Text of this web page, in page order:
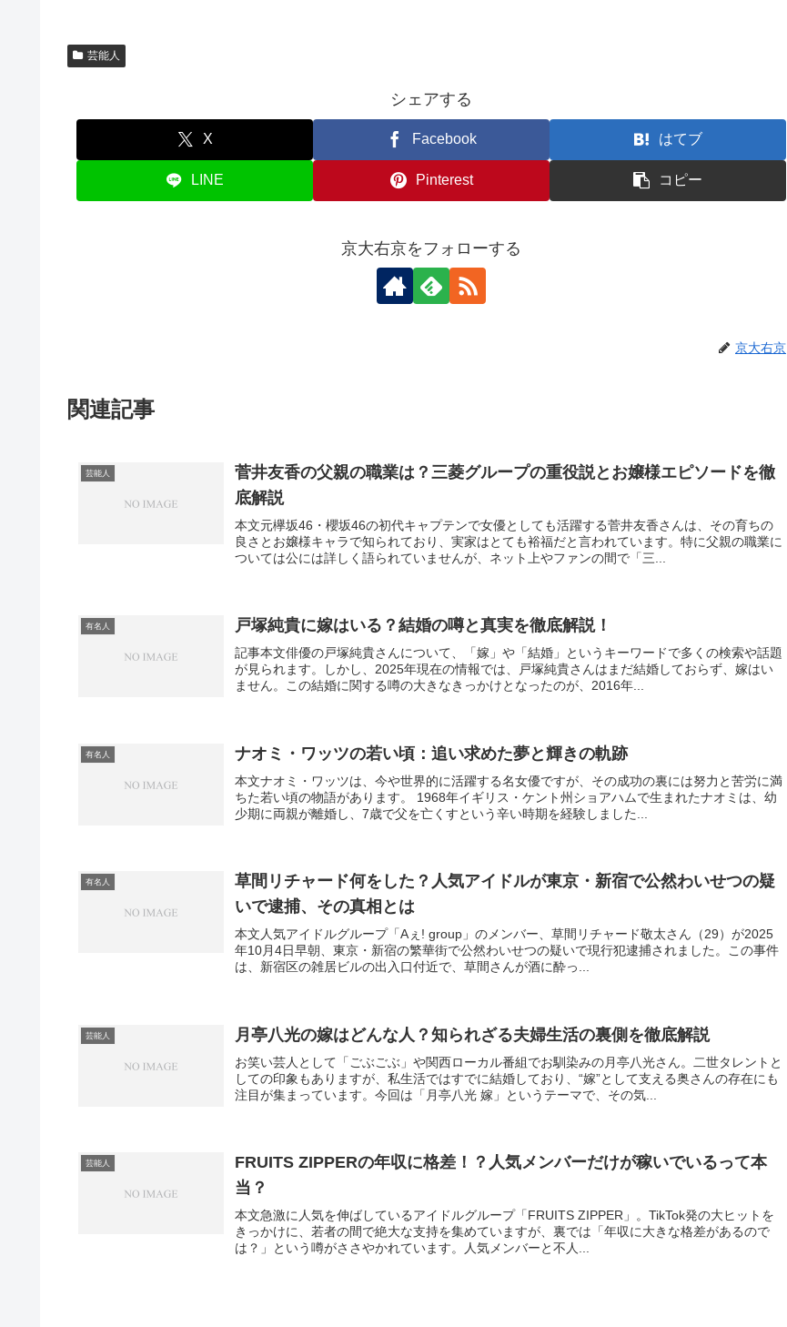
芸能人
シェアする
X Facebook はてブ
LINE Pinterest コピー
京大右京をフォローする
京大右京
関連記事
芸能人
菅井友香の父親の職業は？三菱グループの重役説とお嬢様エピソードを徹
底解説
本文元欅坂46・櫻坂46の初代キャプテンで女優としても活躍する菅井友香さんは、その育ちの
良さとお嬢様キャラで知られており、実家はとても裕福だと言われています。特に父親の職業に
ついては公には詳しく語られていませんが、ネット上やファンの間で「三...
有名人 戸塚純貴に嫁はいる？結婚の噂と真実を徹底解説！
記事本文俳優の戸塚純貴さんについて、「嫁」や「結婚」というキーワードで多くの検索や話題
が見られます。しかし、2025年現在の情報では、戸塚純貴さんはまだ結婚しておらず、嫁はい
ません。この結婚に関する噂の大きなきっかけとなったのが、2016年...
有名人 ナオミ・ワッツの若い頃：追い求めた夢と輝きの軌跡
本文ナオミ・ワッツは、今や世界的に活躍する名女優ですが、その成功の裏には努力と苦労に満
ちた若い頃の物語があります。 1968年イギリス・ケント州ショアハムで生まれたナオミは、幼
少期に両親が離婚し、7歳で父を亡くすという辛い時期を経験しました...
有名人
草間リチャード何をした？人気アイドルが東京・新宿で公然わいせつの疑
いで逮捕、その真相とは
本文人気アイドルグループ「Aぇ! group」のメンバー、草間リチャード敬太さん（29）が2025
年10月4日早朝、東京・新宿の繁華街で公然わいせつの疑いで現行犯逮捕されました。この事件
は、新宿区の雑居ビルの出入口付近で、草間さんが酒に酔っ...
芸能人 月亭八光の嫁はどんな人？知られざる夫婦生活の裏側を徹底解説
お笑い芸人として「ごぶごぶ」や関西ローカル番組でお馴染みの月亭八光さん。二世タレントと
しての印象もありますが、私生活ではすでに結婚しており、“嫁”として支える奥さんの存在にも
注目が集まっています。今回は「月亭八光 嫁」というテーマで、その気...
芸能人
FRUITS ZIPPERの年収に格差！？人気メンバーだけが稼いでいるって本
当？
本文急激に人気を伸ばしているアイドルグループ「FRUITS ZIPPER」。TikTok発の大ヒットを
きっかけに、若者の間で絶大な支持を集めていますが、裏では「年収に大きな格差があるので
は？」という噂がささやかれています。人気メンバーと不人...